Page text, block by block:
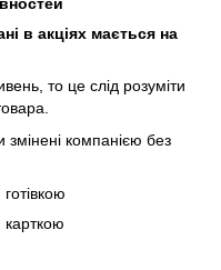
в акціях мається на
то це слід розуміти
змінені компанією без
карткою